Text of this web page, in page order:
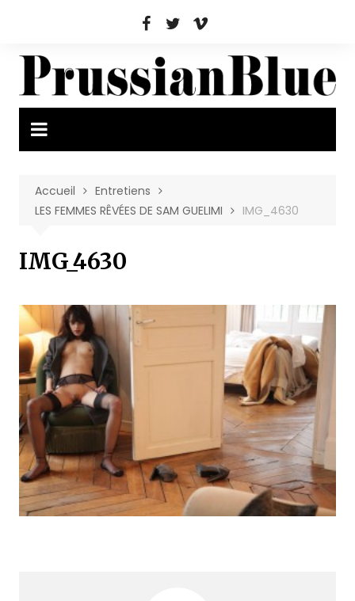
Accueil
Entretiens
LES FEMMES RÊVÉES DE SAM GUELIMI
IMG_4630
IMG_4630